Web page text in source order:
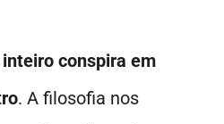
conspira em
. A filosofia nos